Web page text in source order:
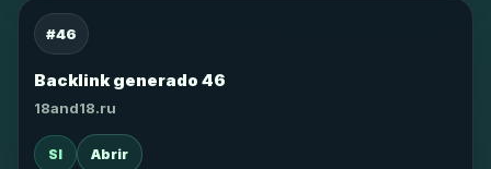
#46
Backlink generado 46
18and18.ru
SI Abrir